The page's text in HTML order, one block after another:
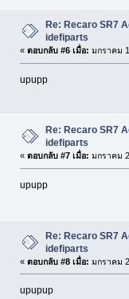
Re: Recaro SR7
idefiparts
« ตอบกลับ #6 เมื่อ: มกราคม
upupp
Re: Recaro SR7
idefiparts
« ตอบกลับ #7 เมื่อ: มกราคม
upupp
Re: Recaro SR7
idefiparts
« ตอบกลับ #8 เมื่อ: มกราคม
upupup